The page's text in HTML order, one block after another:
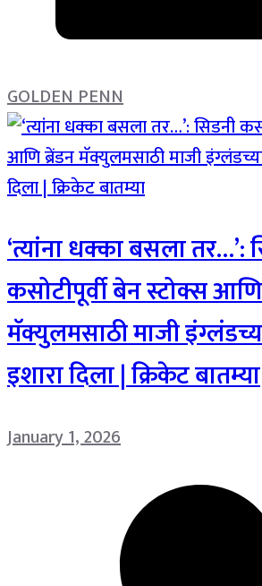
GOLDEN PENN
‘त्यांना धक्का बसला तर…’:
कसोटीपूर्वी बेन स्टोक्स
मॅक्युलमसाठी माजी
इशारा दिला | क्रिकेट बातम्या
January 1, 2026